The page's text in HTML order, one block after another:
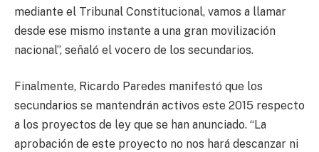
mediante el Tribunal Constitucional, vamos a llamar
desde ese mismo instante a una gran movilización
nacional”, señaló el vocero de los secundarios.
Finalmente, Ricardo Paredes manifestó que los
secundarios se mantendrán activos este 2015 respecto
a los proyectos de ley que se han anunciado. “La
aprobación de este proyecto no nos hará descanzar ni